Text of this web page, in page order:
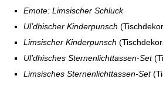
FFXIV x Fall Guys:
FFXIV: Sternenlichtfest (2024)
Kampagne
FFXIV: Himmelswende (2025)
FFXIV: MogMog-Kollektion
Emote: Limsischer Schluck
Ul’dhischer Kinderpunsch
Limsischer Kinderpunsch
Ul’dhisches Sternenlichttassen-Set
Limsisches Sternenlichttassen-Set